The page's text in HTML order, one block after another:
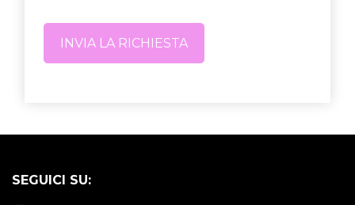
SEGUICI SU: